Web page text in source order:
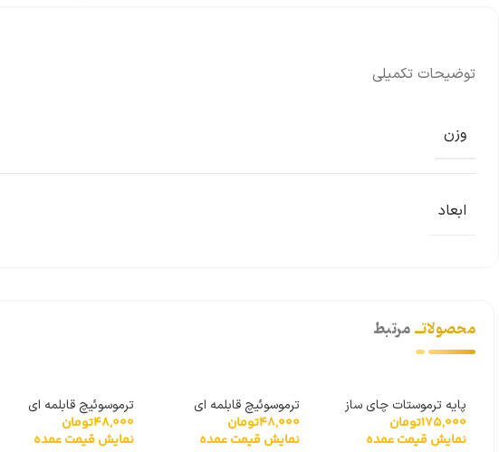
توضیحات تکمیلی
وزن
ابعاد
محصولاتــمرتبط
پایه ترموستات چای ساز
مدل 168C
175,000تومان
نمایش قیمت عمده
ترموسوئیچ قابلمه ای
سرامیکی 110 درجه
48,000تومان
نمایش قیمت عمده
ترموسوئیچ قابلمه ای
سرامیکی 170 درجه
48,000تومان
نمایش قیمت عمده